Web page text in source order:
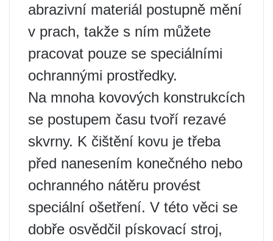
abrazivní materiál postupně mění
v prach, takže s ním můžete
pracovat pouze se speciálními
ochrannými prostředky.
Na mnoha kovových konstrukcích
se postupem času tvoří rezavé
skvrny. K čištění kovu je třeba
před nanesením konečného nebo
ochranného nátěru provést
speciální ošetření. V této věci se
dobře osvědčil pískovací stroj,